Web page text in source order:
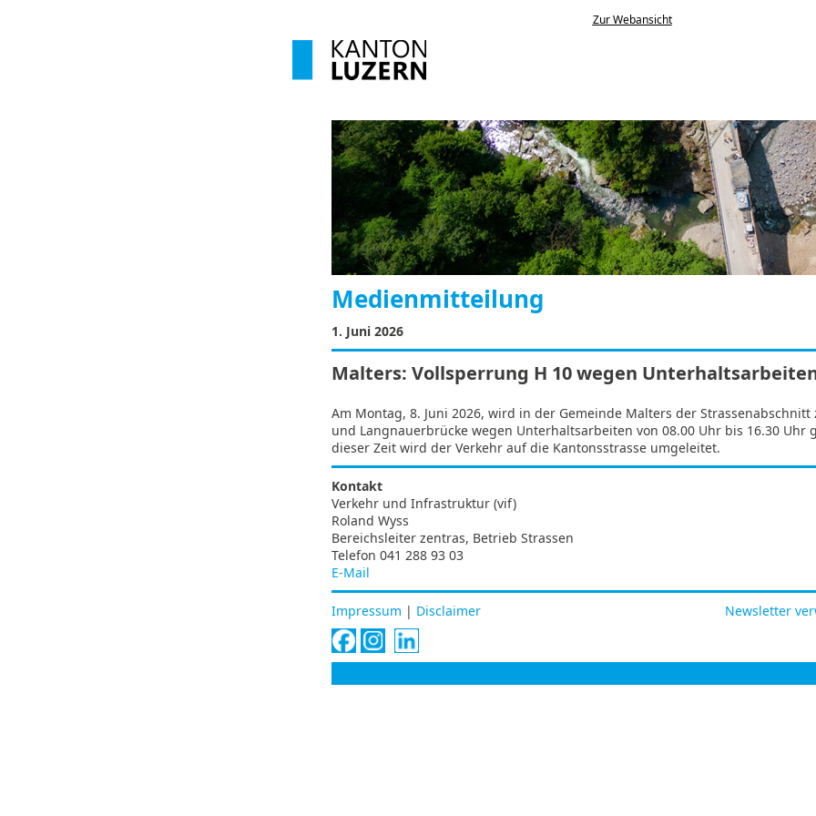
Zur Webansicht
Medienmitteilung
1. Juni 2026
Malters: Vollsperrung H 10 wegen
Am Montag, 8. Juni 2026, wird in der Gemeinde Malters der Strassenabschnitt
und Langnauerbrücke wegen Unterhaltsarbeiten von 08.00 Uhr bis 16.30 Uhr
dieser Zeit wird der Verkehr auf die Kantonsstrasse umgeleitet.
Kontakt
Verkehr und Infrastruktur (vif)
Roland Wyss
Bereichsleiter zentras, Betrieb Strassen
Telefon 041 288 93 03
E-Mail
Impressum | Disclaimer Newsletter